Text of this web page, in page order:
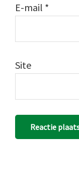
E-mail *
Site